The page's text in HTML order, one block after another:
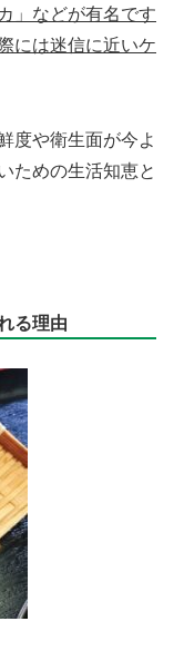
」などが有名です
には迷信に近いケ
度や衛生面が今よ
ための生活知恵と
る理由